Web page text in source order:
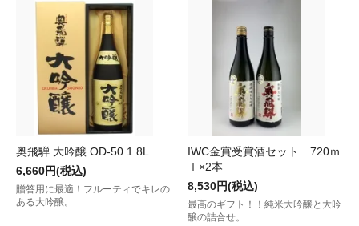
奥飛騨 大吟醸 OD-50 1.8L
6,660円(税込)
贈答用に最適！フルーティでキレの
ある大吟醸。
IWC金賞受賞酒セット 720ｍ
ｌ×2本
8,530円(税込)
最高のギフト！！純米大吟醸と大吟
醸の詰合せ。